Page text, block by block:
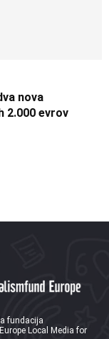
nova
2.000 evrov
fundacija
Local Media for